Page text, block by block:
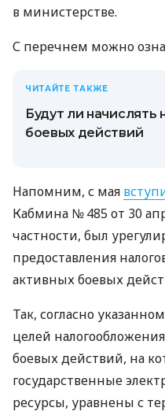
в министерстве.
С перечнем можно
ЧИТАЙТЕ ТАКЖЕ
Будут ли начислять
боевых действий
Напомним, с мая
Кабмина № 485 от 30
частности, был
предоставления
активных боевых
Так, согласно
целей
боевых действий, на
государственные
ресурсы, уравнены с